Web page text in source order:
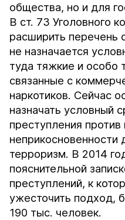
общества, но и для
В ст. 73 Уголовного
расширить перечень
не назначается
туда тяжкие и особо
связанные с
наркотиков. Сейчас
назначать условный
преступления против
неприкосновенности
терроризм. В 2014
пояснительной
преступлений, к
ужесточить подход,
190 тыс. человек.